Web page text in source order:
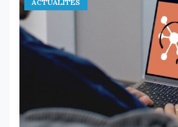
ACTUALITÉS